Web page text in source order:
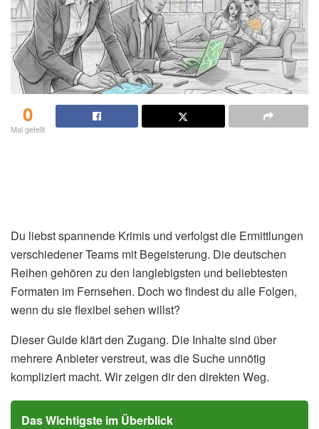
0
Mal geteilt
Du liebst spannende Krimis und verfolgst die Ermittlungen
verschiedener Teams mit Begeisterung. Die deutschen
Reihen gehören zu den langlebigsten und beliebtesten
Formaten im Fernsehen. Doch wo findest du alle Folgen,
wenn du sie flexibel sehen willst?
Dieser Guide klärt den Zugang. Die Inhalte sind über
mehrere Anbieter verstreut, was die Suche unnötig
kompliziert macht. Wir zeigen dir den direkten Weg.
Das Wichtigste im Überblick